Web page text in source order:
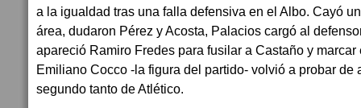
a la igualdad tras una falla defensiva en el Albo. Cayó
área, dudaron Pérez y Acosta, Palacios cargó al
apareció Ramiro Fredes para fusilar a Castaño y
Emiliano Cocco -la figura del partido- volvió a probar de
segundo tanto de Atlético.